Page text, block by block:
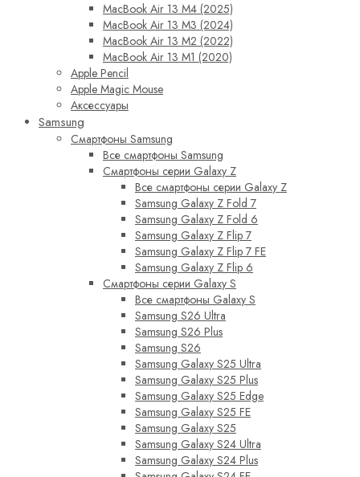
MacBook Air 13 M4 (2025)
MacBook Air 13 M3 (2024)
MacBook Air 13 M2 (2022)
MacBook Air 13 M1 (2020)
Apple Pencil
Apple Magic Mouse
Аксессуары
Samsung
Смартфоны Samsung
Все смартфоны Samsung
Смартфоны серии Galaxy Z
Все смартфоны серии Galaxy Z
Samsung Galaxy Z Fold 7
Samsung Galaxy Z Fold 6
Samsung Galaxy Z Flip 7
Samsung Galaxy Z Flip 7 FE
Samsung Galaxy Z Flip 6
Смартфоны серии Galaxy S
Все смартфоны Galaxy S
Samsung S26 Ultra
Samsung S26 Plus
Samsung S26
Samsung Galaxy S25 Ultra
Samsung Galaxy S25 Plus
Samsung Galaxy S25 Edge
Samsung Galaxy S25 FE
Samsung Galaxy S25
Samsung Galaxy S24 Ultra
Samsung Galaxy S24 Plus